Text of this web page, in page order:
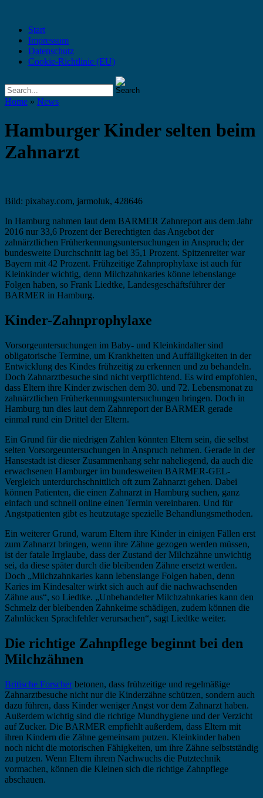
Start
Impressum
Datenschutz
Cookie-Richtlinie (EU)
Home » News
Hamburger Kinder selten beim
Zahnarzt
Bild: pixabay.com, jarmoluk, 428646
In Hamburg nahmen laut dem BARMER Zahnreport aus dem Jahr
2016 nur 33,6 Prozent der Berechtigten das Angebot der
zahnärztlichen Früherkennungsuntersuchungen in Anspruch; der
bundesweite Durchschnitt lag bei 35,1 Prozent. Spitzenreiter war
Bayern mit 42 Prozent. Frühzeitige Zahnprophylaxe ist auch für
Kleinkinder wichtig, denn Milchzahnkaries könne lebenslange
Folgen haben, so Frank Liedtke, Landesgeschäftsführer der
BARMER in Hamburg.
Kinder-Zahnprophylaxe
Vorsorgeuntersuchungen im Baby- und Kleinkindalter sind
obligatorische Termine, um Krankheiten und Auffälligkeiten in der
Entwicklung des Kindes frühzeitig zu erkennen und zu behandeln.
Doch Zahnarztbesuche sind nicht verpflichtend. Es wird empfohlen,
dass Eltern ihre Kinder zwischen dem 30. und 72. Lebensmonat zu
zahnärztlichen Früherkennungsuntersuchungen bringen. Doch in
Hamburg tun dies laut dem Zahnreport der BARMER gerade
einmal rund ein Drittel der Eltern.
Ein Grund für die niedrigen Zahlen könnten Eltern sein, die selbst
selten Vorsorgeuntersuchungen in Anspruch nehmen. Gerade in der
Hansestadt ist dieser Zusammenhang sehr naheliegend, da auch die
erwachsenen Hamburger im bundesweiten BARMER-GEL-
Vergleich unterdurchschnittlich oft zum Zahnarzt gehen. Dabei
können Patienten, die einen Zahnarzt in Hamburg suchen, ganz
einfach und schnell online einen Termin vereinbaren. Und für
Angstpatienten gibt es heutzutage spezielle Behandlungsmethoden.
Ein weiterer Grund, warum Eltern ihre Kinder in einigen Fällen erst
zum Zahnarzt bringen, wenn ihre Zähne gezogen werden müssen,
ist der fatale Irrglaube, dass der Zustand der Milchzähne unwichtig
sei, da diese später durch die bleibenden Zähne ersetzt werden.
Doch „Milchzahnkaries kann lebenslange Folgen haben, denn
Karies im Kindesalter wirkt sich auch auf die nachwachsenden
Zähne aus“, so Liedtke. „Unbehandelter Milchzahnkaries kann den
Schmelz der bleibenden Zahnkeime schädigen, zudem können die
Zahnlücken Sprachfehler verursachen“, sagt Liedtke weiter.
Die richtige Zahnpflege beginnt bei den
Milchzähnen
Britische Forscherbetonen, dass frühzeitige und regelmäßige
Zahnarztbesuche nicht nur die Kinderzähne schützen, sondern auch
dazu führen, dass Kinder weniger Angst vor dem Zahnarzt haben.
Außerdem wichtig sind die richtige Mundhygiene und der Verzicht
auf Zucker. Die BARMER empfiehlt außerdem, dass Eltern mit
ihren Kindern die Zähne gemeinsam putzen. Kleinkinder haben
noch nicht die motorischen Fähigkeiten, um ihre Zähne selbstständig
zu putzen. Wenn Eltern ihrem Nachwuchs die Putztechnik
vormachen, können die Kleinen sich die richtige Zahnpflege
abschauen.